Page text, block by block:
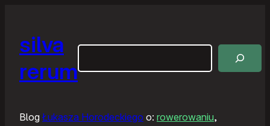
silva
rerum
Blog Łukasza Horodeckiego o: rowerowaniu,